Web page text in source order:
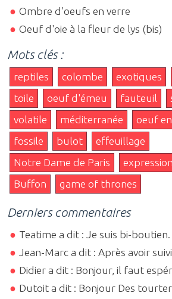
Ombre d'oeufs en verre
Oeuf d'oie à la fleur de lys (bis)
Mots clés :
reptiles colombe exotiques
toile
oeuf d'émeu fauteuil
volatile
méditerranée oeuf
fossile
bulot
effeuillage
Notre Dame de Paris
Buffon
game of thrones
Derniers commentaires
Teatime a dit : Je suis bi-boutien.
Jean-Marc a dit : Après avoir
Didier a dit : Bonjour, il faut
Dutoit a dit : Bonjour Des